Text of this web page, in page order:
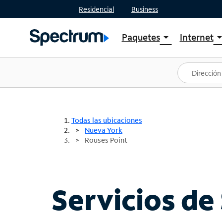
Residencial Business
Paquetesarrow_drop_down
Ver paquetes
Spectrum One
Mejores ofertas
Internetarrow_drop_down
Planes
Todas las ubicaciones
Nueva York
Rouses Point
Servicios